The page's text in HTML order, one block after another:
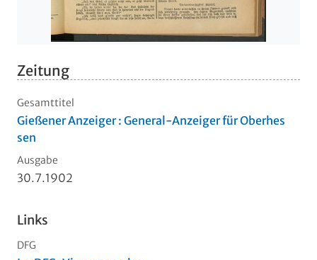
Zeitung
Gesamttitel
Gießener Anzeiger : General-Anzeiger für Oberhes
sen
Ausgabe
30.7.1902
Links
DFG